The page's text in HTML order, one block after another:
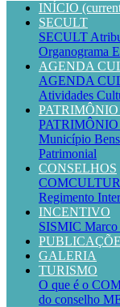
INÍCIO
SECULT
SECULT
Organograma
AGENDA
AGENDA
Atividades
Município
Patrimonial
CONSELHOS
Regimento
INCENTIVO
SISMIC Marco
GALERIA
TURISMO
O que é o
do conselho